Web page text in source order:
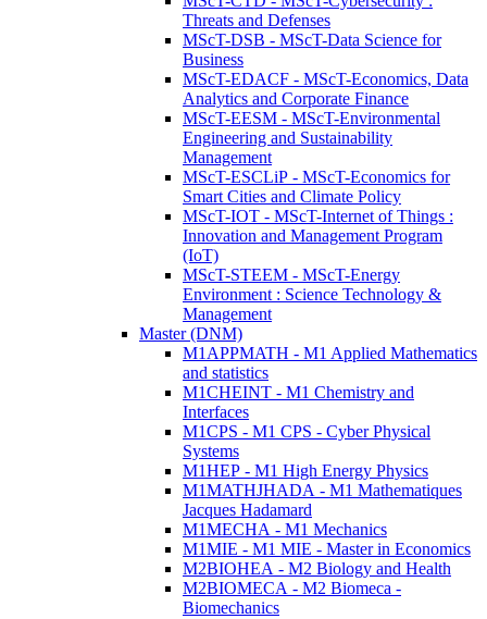
Threats and Defenses
MScT-DSB - MScT-Data Science for
Business
MScT-EDACF - MScT-Economics, Data
Analytics and Corporate Finance
MScT-EESM - MScT-Environmental
Engineering and Sustainability
Management
MScT-ESCLiP - MScT-Economics for
Smart Cities and Climate Policy
MScT-IOT - MScT-Internet of Things :
Innovation and Management Program
(IoT)
MScT-STEEM - MScT-Energy
Environment : Science Technology &
Management
Master (DNM)
M1APPMATH - M1 Applied Mathematics
and statistics
M1CHEINT - M1 Chemistry and
Interfaces
M1CPS - M1 CPS - Cyber Physical
Systems
M1HEP - M1 High Energy Physics
M1MATHJHADA - M1 Mathematiques
Jacques Hadamard
M1MECHA - M1 Mechanics
M1MIE - M1 MIE - Master in Economics
M2BIOHEA - M2 Biology and Health
M2BIOMECA - M2 Biomeca -
Biomechanics